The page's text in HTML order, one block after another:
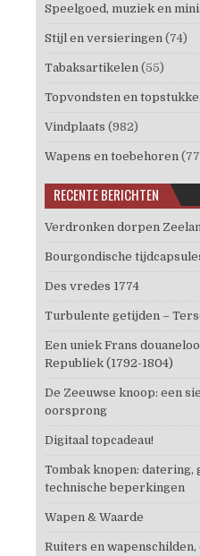
Speelgoed, muziek en
Stijl en versieringen (74)
Tabaksartikelen (55)
Topvondsten en
Vindplaats (982)
Wapens en toebehoren
RECENTE BERICHTEN
Verdronken dorpen
Bourgondische
Des vredes 1774
Turbulente getijden –
Een uniek Frans
Republiek (1792-1804)
De Zeeuwse knoop: een
oorsprong
Digitaal topcadeau!
Tombak knopen: datering,
technische beperkingen
Wapen & Waarde
Ruiters en wapenschilden,